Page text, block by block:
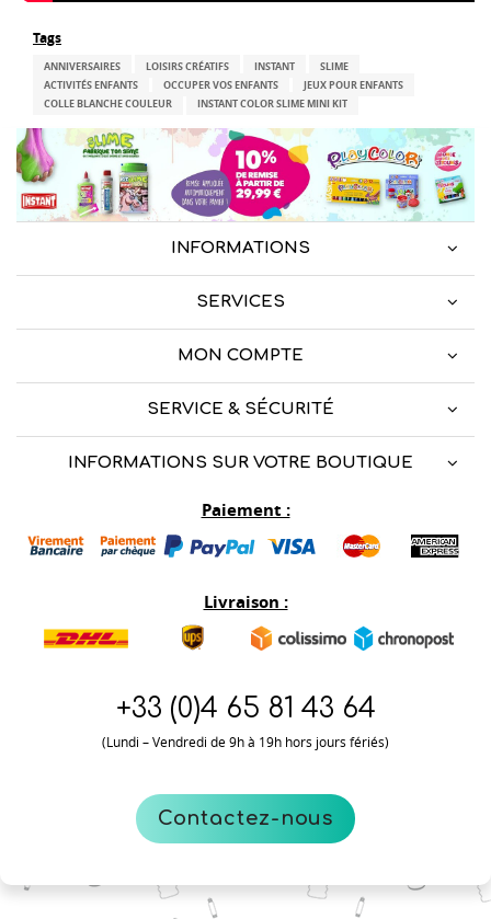
Tags
ANNIVERSAIRES LOISIRS CRÉATIFS INSTANT
SLIME
ACTIVITÉS ENFANTS
OCCUPER VOS ENFANTS
JEUX POUR ENFANTS
COLLE BLANCHE COULEUR
INSTANT COLOR SLIME MINI KIT
Paiement :
Livraison :
+33 (0)4 65 81 43 64
(Lundi – Vendredi de 9h à 19h hors jours fériés)
Contactez-nous
INFORMATIONS
SERVICES
SERVICE & SÉCURITÉ
MON COMPTE
INFORMATIONS SUR VOTRE BOUTIQUE